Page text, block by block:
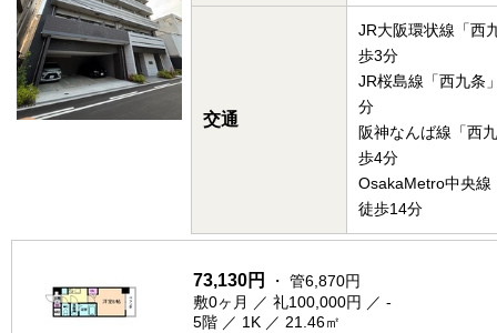
交通
JR大阪環状線「西
歩3分
JR桜島線「西九条
分
阪神なんば線「西
歩4分
OsakaMetro中央線
徒歩14分
73,130円
・ 管6,870円
敷0ヶ月 ／ 礼100,000円 ／ -
5階 ／ 1K ／ 21.46㎡